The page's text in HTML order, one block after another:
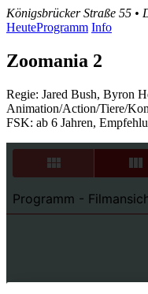
Königsbrücker Straße 55 •
HeuteProgramm Info
Zoomania 2
Regie: Jared Bush, Byron
Animation/Action/Tiere/
FSK: ab 6 Jahren,